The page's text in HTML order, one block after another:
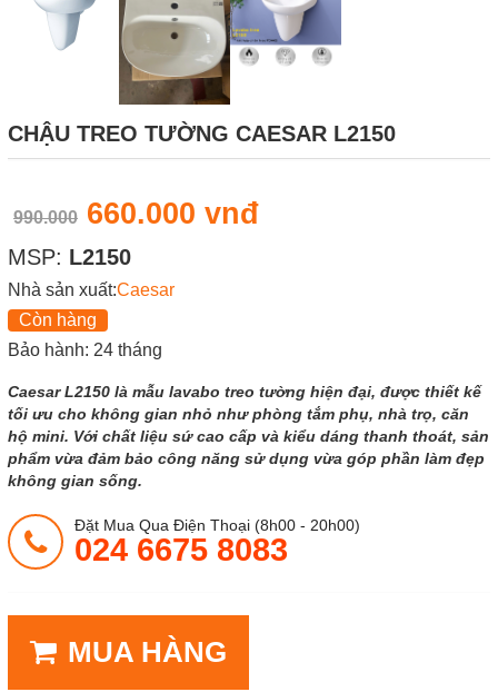
CHẬU TREO TƯỜNG CAESAR L2150
990.000 660.000 vnđ
MSP: L2150
Nhà sản xuất:Caesar
Còn hàng
Bảo hành: 24 tháng
Caesar L2150 là mẫu lavabo treo tường hiện đại, được thiết kế
tối ưu cho không gian nhỏ như phòng tắm phụ, nhà trọ, căn
hộ mini. Với chất liệu sứ cao cấp và kiểu dáng thanh thoát, sản
phẩm vừa đảm bảo công năng sử dụng vừa góp phần làm đẹp
không gian sống.
Đặt Mua Qua Điện Thoại (8h00 - 20h00)
024 6675 8083
MUA HÀNG